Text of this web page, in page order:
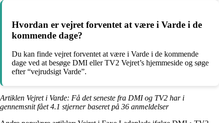
Hvordan er vejret forventet at være i Varde i de
kommende dage?
Du kan finde vejret forventet at være i Varde i de kommende
dage ved at besøge DMI eller TV2 Vejret’s hjemmeside og søge
efter “vejrudsigt Varde”.
Artiklen Vejret i Varde: Få det seneste fra DMI og TV2 har i
gennemsnit fået4.1 stjerner baseret på 36 anmeldelser